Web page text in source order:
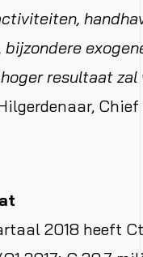
resultaat zal
2018 heeft